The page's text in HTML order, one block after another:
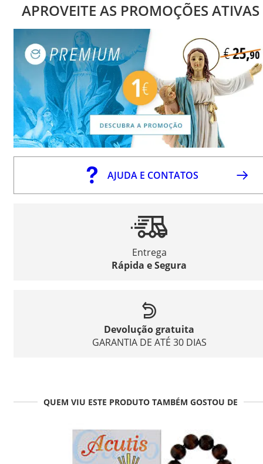
APROVEITE AS PROMOÇÕES ATIVAS
AJUDA E CONTATOS
Entrega
Rápida e Segura
Devolução gratuita
GARANTIA DE ATÉ 30 DIAS
QUEM VIU ESTE PRODUTO TAMBÉM GOSTOU DE